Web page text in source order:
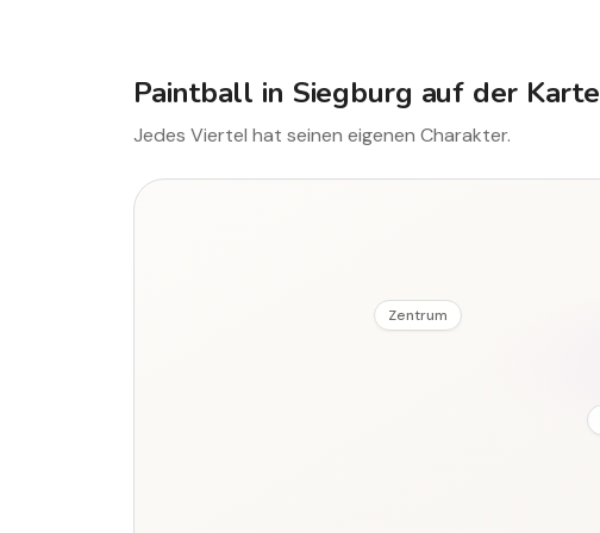
Paintball in Siegburg auf der Karte
Jedes Viertel hat seinen eigenen Charakter.
Zentrum